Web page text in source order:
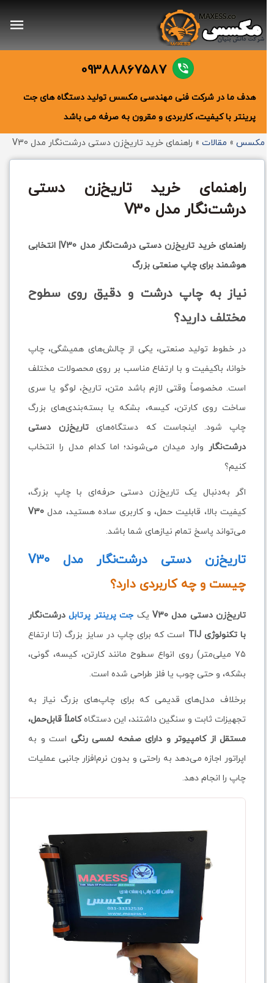
09388867587
هدف ما در شرکت فنی مهندسی مکسس تولید دستگاه های جت
پرینتر با کیفیت، کاربردی و مقرون به صرفه می باشد
مکسس» مقالات» راهنمای خرید تاریخ‌زن دستی درشت‌نگار مدل V30
راهنمای خرید تاریخ‌زن دستی
درشت‌نگار مدل V30
راهنمای خرید تاریخ‌زن دستی درشت‌نگار مدل V30| انتخابی
هوشمند برای چاپ صنعتی بزرگ
نیاز به چاپ درشت و دقیق روی سطوح
مختلف دارید؟
در خطوط تولید صنعتی، یکی از چالش‌های همیشگی، چاپ
خوانا، باکیفیت و با ارتفاع مناسب بر روی محصولات مختلف
است. مخصوصاً وقتی لازم باشد متن، تاریخ، لوگو یا سری
ساخت روی کارتن، کیسه، بشکه یا بسته‌بندی‌های بزرگ
چاپ شود. اینجاست که دستگاه‌های تاریخ‌زن دستی
درشت‌نگاروارد میدان می‌شوند؛ اما کدام مدل را انتخاب
کنیم؟
اگر به‌دنبال یک تاریخ‌زن دستی حرفه‌ای با چاپ بزرگ،
کیفیت بالا، قابلیت حمل، و کاربری ساده هستید، مدلV30
می‌تواند پاسخ تمام نیازهای شما باشد.
تاریخ‌زن دستی درشت‌نگار مدل V30
چیست و چه کاربردی دارد؟
تاریخ‌زن دستی مدل V30 یکجت پرینتر پرتابلدرشت‌نگار
با تکنولوژی TIJ
است که برای چاپ در سایز بزرگ (تا ارتفاع
۷۵ میلی‌متر) روی انواع سطوح مانند کارتن، کیسه، گونی،
بشکه، و حتی چوب یا فلز طراحی شده است.
برخلاف مدل‌های قدیمی که برای چاپ‌های بزرگ نیاز به
تجهیزات ثابت و سنگین داشتند، این دستگاهکاملاً قابل‌حمل،
مستقل از کامپیوتر و دارای صفحه لمسی رنگیاست و به
اپراتور اجازه می‌دهد به راحتی و بدون نرم‌افزار جانبی عملیات
چاپ را انجام دهد.